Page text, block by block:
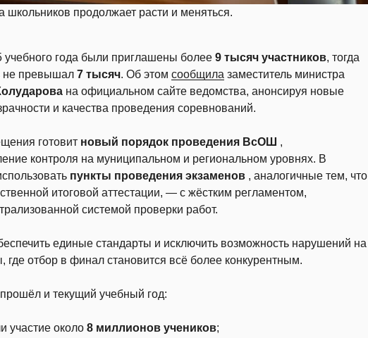
школьников продолжает расти и меняться.
года были приглашены более 9 тысяч участников, тогда
не превышал 7 тысяч. Об этом сообщила заместитель министра
на официальном сайте ведомства, анонсируя новые
и качества проведения соревнований.
готовит новый порядок проведения ВсОШ ,
контроля на муниципальном и региональном уровнях. В
пункты проведения экзаменов , аналогичные тем, что
итоговой аттестации, — с жёстким регламентом,
системой проверки работ.
единые стандарты и исключить возможность нарушений на
где отбор в финал становится всё более конкурентным.
и текущий учебный год:
участие около 8 миллионов учеников;